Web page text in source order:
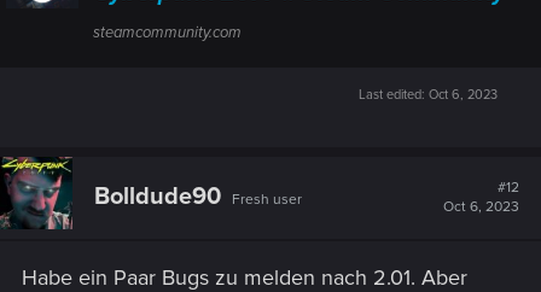
steamcommunity.com
Last edited: Oct 6, 2023
Bolldude90 Fresh user
#12
Oct 6, 2023
Habe ein Paar Bugs zu melden nach 2.01. Aber